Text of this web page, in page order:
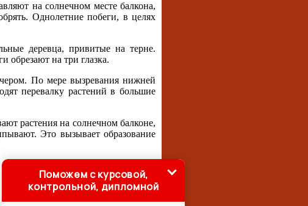
на солнечном месте балкона,
Однолетние побеги, в целях
деревца, привитые на терне.
обрезают на три глазка.
По мере вызревания нижней
перевалку растений в большие
растения на солнечном балконе,
Это вызывает образование
Поможем с курсовой,
контрольной, дипломной